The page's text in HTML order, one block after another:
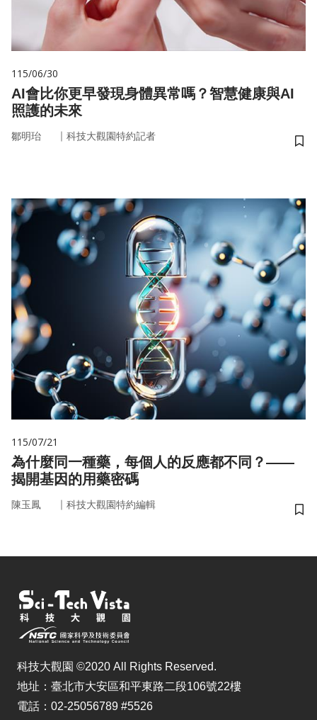
115/06/30
AI會比你更早發現身體異常嗎？智慧健康與AI
照護的未來
鄒明珆 ｜ 科技大觀園特約記者
儲
115/07/21
為什麼同一種藥，每個人的反應都不同？——
揭開基因的用藥密碼
陳玉鳳 ｜ 科技大觀園特約編輯
儲
科技大觀園 ©2020 All Rights Reserved.
地址：臺北市大安區和平東路二段106號22樓
電話：02-25056789 #5526